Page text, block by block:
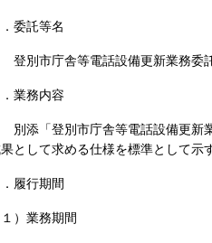
．委託等名
別市庁舎等電話設備更新業務委
．業務内容
添「登別市庁舎等電話設備更新業
として求める仕様を標準として示
．履行期間
１）業務期間